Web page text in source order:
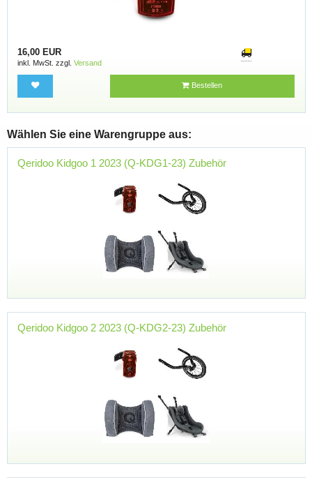
16,00 EUR
inkl. MwSt. zzgl. Versand
Bestellen
Wählen Sie eine Warengruppe aus:
Qeridoo Kidgoo 1 2023 (Q-KDG1-23) Zubehör
Qeridoo Kidgoo 2 2023 (Q-KDG2-23) Zubehör